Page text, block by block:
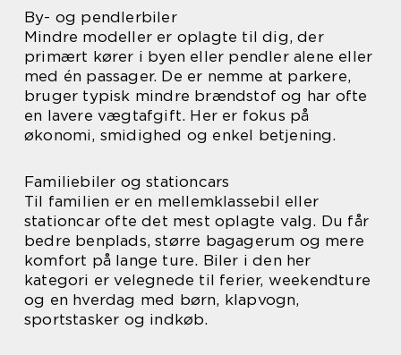
By- og pendlerbiler
Mindre modeller er oplagte til dig, der
primært kører i byen eller pendler alene eller
med én passager. De er nemme at parkere,
bruger typisk mindre brændstof og har ofte
en lavere vægtafgift. Her er fokus på
økonomi, smidighed og enkel betjening.
Familiebiler og stationcars
Til familien er en mellemklassebil eller
stationcar ofte det mest oplagte valg. Du får
bedre benplads, større bagagerum og mere
komfort på lange ture. Biler i den her
kategori er velegnede til ferier, weekendture
og en hverdag med børn, klapvogn,
sportstasker og indkøb.